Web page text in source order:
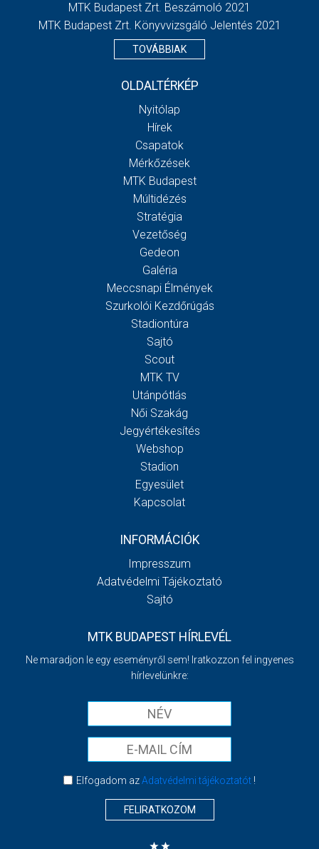
MTK Budapest Zrt. Beszámoló 2021
MTK Budapest Zrt. Könyvvizsgáló Jelentés 2021
TOVÁBBIAK
OLDALTÉRKÉP
Nyitólap
Hírek
Csapatok
Mérkőzések
MTK Budapest
Múltidézés
Stratégia
Vezetőség
Gedeon
Galéria
Meccsnapi Élmények
Szurkolói Kezdőrúgás
Stadiontúra
Sajtó
Scout
MTK TV
Utánpótlás
Női Szakág
Jegyértékesítés
Webshop
Stadion
Egyesület
Kapcsolat
INFORMÁCIÓK
Impresszum
Adatvédelmi Tájékoztató
Sajtó
MTK BUDAPEST HÍRLEVÉL
Ne maradjon le egy eseményről sem! Iratkozzon fel ingyenes
hírlevelünkre:
Elfogadom azAdatvédelmi tájékoztatót!
FELIRATKOZOM